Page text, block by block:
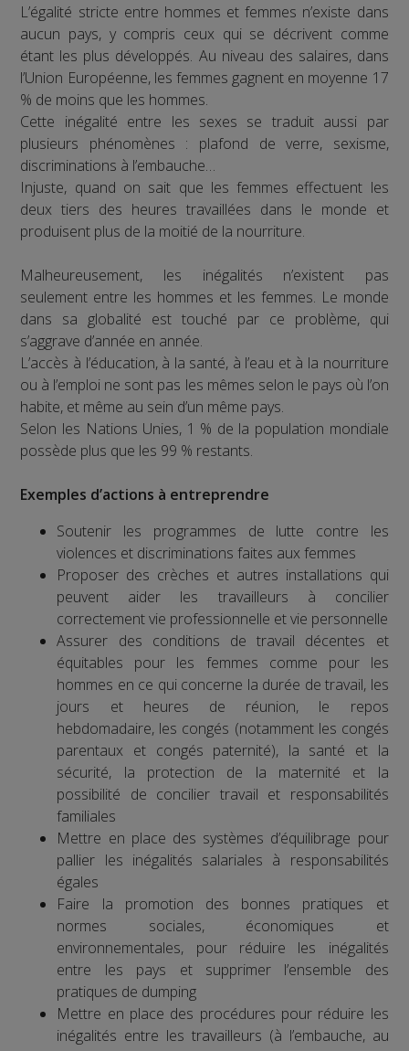
L’égalité stricte entre hommes et femmes n’existe dans
aucun pays, y compris ceux qui se décrivent comme
étant les plus développés. Au niveau des salaires, dans
l’Union Européenne, les femmes gagnent en moyenne 17
% de moins que les hommes.
Cette inégalité entre les sexes se traduit aussi par
plusieurs phénomènes : plafond de verre, sexisme,
discriminations à l’embauche…
Injuste, quand on sait que les femmes effectuent les
deux tiers des heures travaillées dans le monde et
produisent plus de la moitié de la nourriture.
Malheureusement, les inégalités n’existent pas
seulement entre les hommes et les femmes. Le monde
dans sa globalité est touché par ce problème, qui
s’aggrave d’année en année.
L’accès à l’éducation, à la santé, à l’eau et à la nourriture
ou à l’emploi ne sont pas les mêmes selon le pays où l’on
habite, et même au sein d’un même pays.
Selon les Nations Unies, 1 % de la population mondiale
possède plus que les 99 % restants.
Exemples d’actions à entreprendre
Soutenir les programmes de lutte contre les
violences et discriminations faites aux femmes
Proposer des crèches et autres installations qui
peuvent aider les travailleurs à concilier
correctement vie professionnelle et vie personnelle
Assurer des conditions de travail décentes et
équitables pour les femmes comme pour les
hommes en ce qui concerne la durée de travail, les
jours et heures de réunion, le repos
hebdomadaire, les congés (notamment les congés
parentaux et congés paternité), la santé et la
sécurité, la protection de la maternité et la
possibilité de concilier travail et responsabilités
familiales
Mettre en place des systèmes d’équilibrage pour
pallier les inégalités salariales à responsabilités
égales
Faire la promotion des bonnes pratiques et
normes sociales, économiques et
environnementales, pour réduire les inégalités
entre les pays et supprimer l’ensemble des
pratiques de dumping
Mettre en place des procédures pour réduire les
inégalités entre les travailleurs (à l’embauche, au